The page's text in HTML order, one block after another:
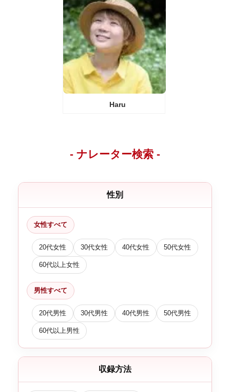
Haru
- ナレーター検索 -
性別
女性すべて
20代女性 30代女性 40代女性 50代女性
60代以上女性
男性すべて
20代男性 30代男性 40代男性 50代男性
60代以上男性
収録方法